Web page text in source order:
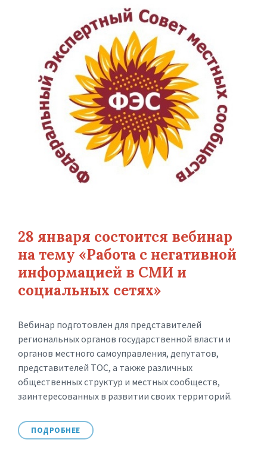
28 января состоится вебинар
на тему «Работа с негативной
информацией в СМИ и
социальных сетях»
Вебинар подготовлен для представителей
региональных органов государственной власти и
органов местного самоуправления, депутатов,
представителей ТОС, а также различных
общественных структур и местных сообществ,
заинтересованных в развитии своих территорий.
ПОДРОБНЕЕ